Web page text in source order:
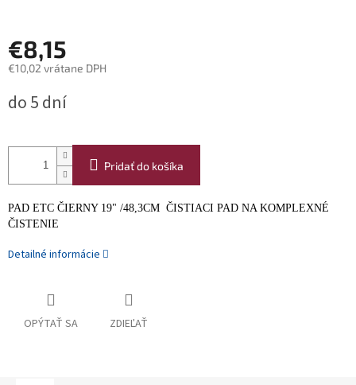
€8,15
€10,02 vrátane DPH
cena:
do 5 dní
Pridať do košíka
PAD ETC ČIERNY 19" /48,3CM ČISTIACI PAD NA KOMPLEXNÉ
ČISTENIE
Detailné informácie
OPÝTAŤ SA ZDIEĽAŤ